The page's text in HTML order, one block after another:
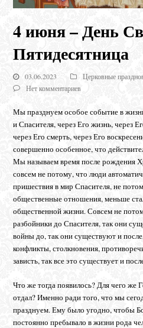
4 июня – День
Пятидесятница
03.06.2023
Церковные
Нет комментариев
Мы празднуем особое событие в
и Спасителя, через Его жизнь, через
через Его смерть, через Его
совершенно особенное, что
Мы называем время после рождения
совсем не потому, что люди
пришествия в мир Спасителя, не
общественные отношения, меньше
общественной жизни. Совсем не
разбойники до Спасителя, так они
войны до, так они существуют и
конфликты, столкновения,
зависть, так все это существует и
Что же тогда появилось? Для чего же
отдал? Именно ради того, что мы
празднуем. Ему было угодно, чтобы
постоянно пребывало в жизни рода